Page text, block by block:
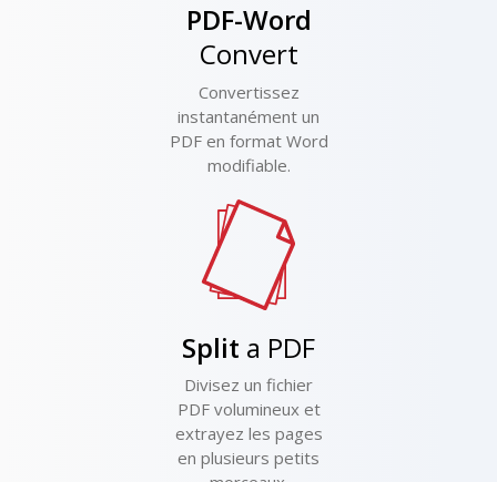
PDF-Word
Convert
Convertissez
instantanément un
PDF en format Word
modifiable.
Split a PDF
Divisez un fichier
PDF volumineux et
extrayez les pages
en plusieurs petits